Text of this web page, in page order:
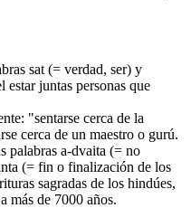
sat (= verdad, ser) y
juntas personas que
"sentarse cerca de la
cerca de un maestro o gurú.
palabras a-dvaita (= no
(= fin o finalización de los
sagradas de los hindúes,
más de 7000 años.